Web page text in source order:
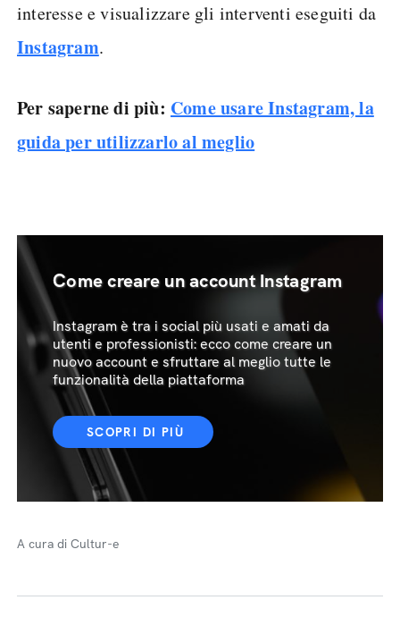
interesse e visualizzare gli interventi eseguiti da
Instagram.
Per saperne di più: Come usare Instagram, la
guida per utilizzarlo al meglio
Come creare un account Instagram
Instagram è tra i social più usati e amati da
utenti e professionisti: ecco come creare un
nuovo account e sfruttare al meglio tutte le
funzionalità della piattaforma
SCOPRI DI PIÙ
A cura di Cultur-e